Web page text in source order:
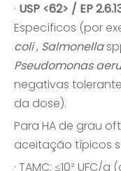
· USP <62> / EP
Específicos (por
coli, Salmonella
Pseudomonas
negativas
da dose).
Para HA de grau
aceitação típicos
· TAMC: ≤10²